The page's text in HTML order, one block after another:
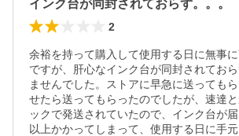
インク台が同封されておらず。。。
2
余裕を持って購入して使用する日に無事
ですが、肝心なインク台が同封されてお
ませんでした。ストアに早急に送っても
せたら送ってもらったのでしたが、速達
ックで発送されていたので、インク台が
以上かかってしまって、使用する日に手